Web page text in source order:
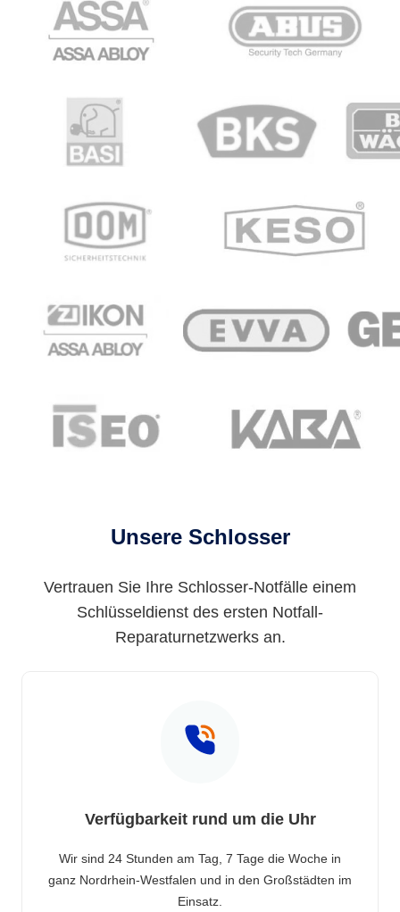
Unsere Schlosser
Vertrauen Sie Ihre Schlosser-Notfälle einem
Schlüsseldienst des ersten Notfall-
Reparaturnetzwerks an.
Verfügbarkeit rund um die Uhr
Wir sind 24 Stunden am Tag, 7 Tage die Woche in
ganz Nordrhein-Westfalen und in den Großstädten im
Einsatz.